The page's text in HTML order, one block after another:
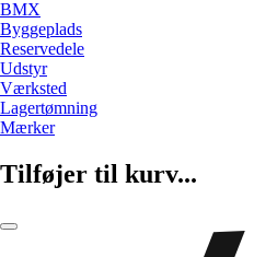
BMX
Byggeplads
Reservedele
Udstyr
Værksted
Lagertømning
Mærker
Tilføjer til kurv...